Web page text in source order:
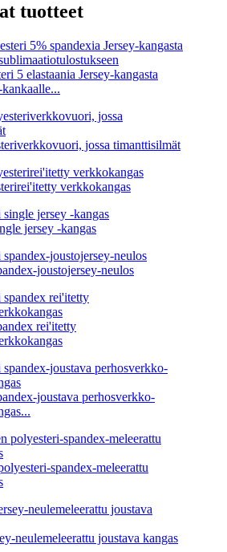
tuotteet
5 elastaania Jersey-kangasta
jossa timanttisilmät
verkkokangas
jersey -kangas
joustojersey-neulos
rei'itetty
joustava perhosverkko-
spandex-meleerattu
neulemeleerattu joustava kangas